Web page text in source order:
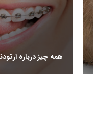
همه چیز درباره